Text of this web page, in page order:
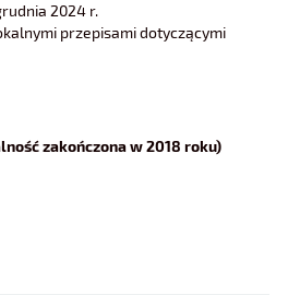
2024 r.
przepisami dotyczącymi
zakończona w 2018 roku)